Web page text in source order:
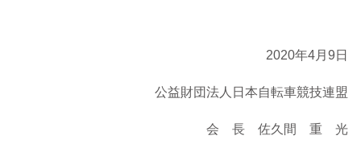
2020年4月9日
公益財団法人日本自転車競技連盟
会 長 佐久間 重 光